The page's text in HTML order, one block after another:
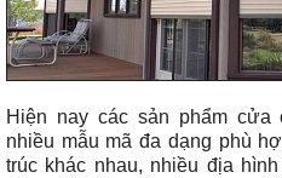
Hiện nay các sản phẩm
nhiều mẫu mã đa dạng phù
trúc khác nhau, nhiều địa